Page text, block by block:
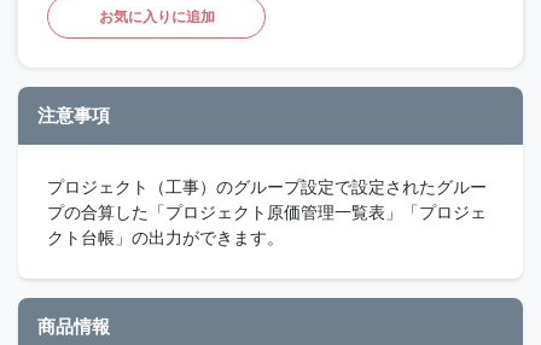
お気に入りに追加
注意事項
プロジェクト（工事）のグループ設定で設定されたグルー
プの合算した「プロジェクト原価管理一覧表」「プロジェ
クト台帳」の出力ができます。
商品情報